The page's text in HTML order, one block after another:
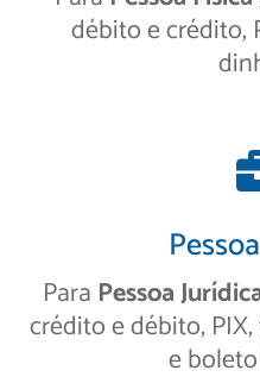
débito e crédito,
Para Pessoa
crédito e débito,
e